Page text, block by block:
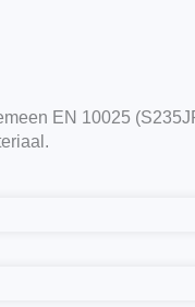
EN 10025